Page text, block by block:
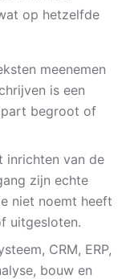
op hetzelfde
meenemen
is een
begroot of
inrichten van de
zijn echte
niet noemt heeft
uitgesloten.
CRM, ERP,
bouw en